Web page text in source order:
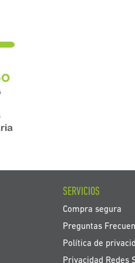
SERVICIOS
Compra segura
Preguntas
Política de
Privacidad Redes